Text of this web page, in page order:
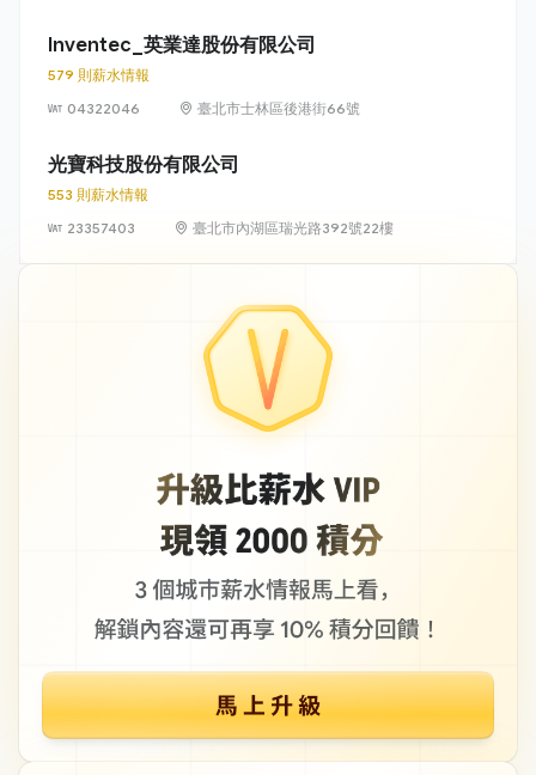
Inventec_英業達股份有限公司
579 則薪水情報
04322046
臺北市士林區後港街66號
光寶科技股份有限公司
553 則薪水情報
23357403
臺北市內湖區瑞光路392號22樓